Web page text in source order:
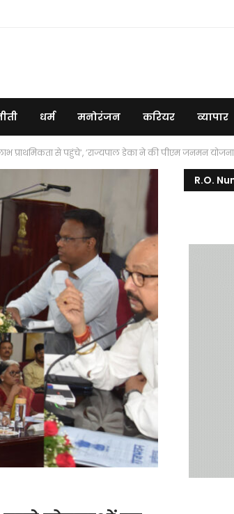
धर्म मनोरंजन करियर व्यापार
से पहुंचे’, ’राज्यपाल डेका ने की पीएम जनमन योजना
R.O.